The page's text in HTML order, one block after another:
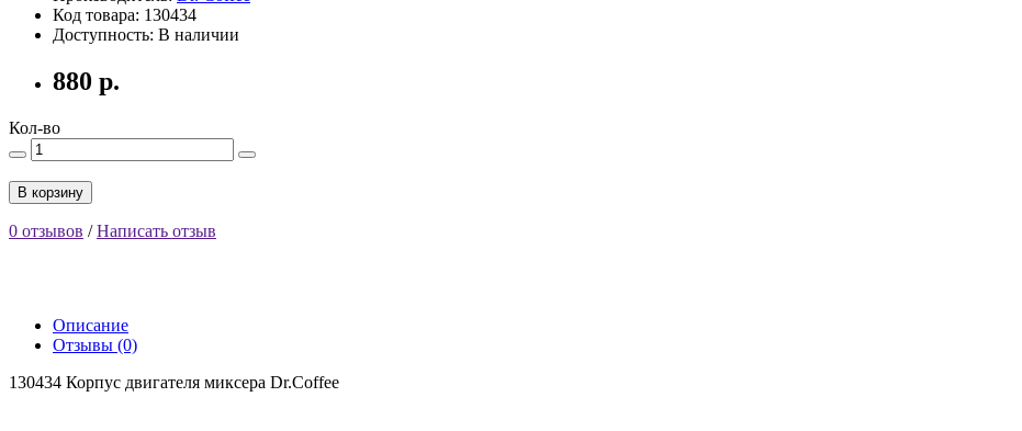
Код товара: 130434
Доступность: В наличии
880 р.
Кол-во
В корзину
0 отзывов /Написать отзыв
Описание
Отзывы (0)
130434 Корпус двигателя миксера Dr.Coffee